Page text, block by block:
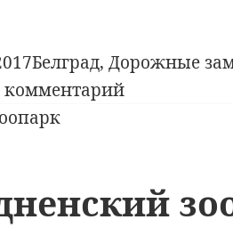
Рубрики
Белград,Дорожные
комментарийк
4.